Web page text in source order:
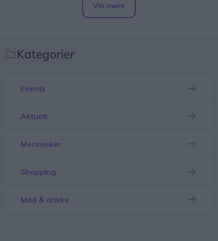
Hvem og hvad er Lune Toner?
Selv om man har rundet syv årtier, behøver livet